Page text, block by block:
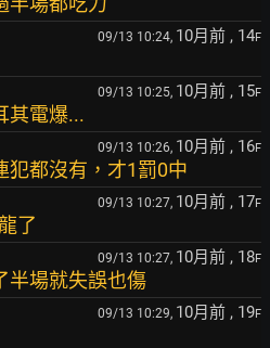
09/13 10:24, 10月前 , 14F
09/13 10:25, 10月前 , 15F
其電爆...
09/13 10:26, 10月前 , 16F
犯都沒有，才1罰0中
09/13 10:27, 10月前 , 17F
了
09/13 10:27, 10月前 , 18F
半場就失誤也傷
09/13 10:29, 10月前 , 19F